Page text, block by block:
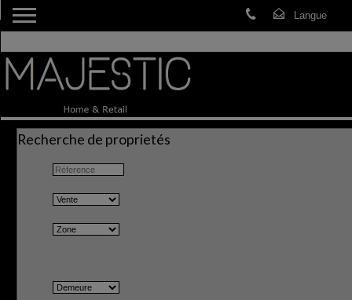
Recherche de proprietés